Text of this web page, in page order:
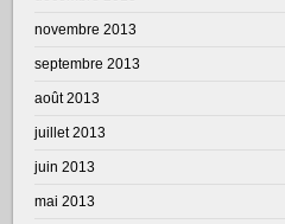
novembre 2013
septembre 2013
août 2013
juillet 2013
juin 2013
mai 2013